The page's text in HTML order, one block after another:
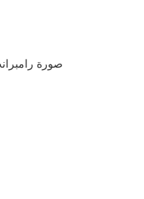
صورة